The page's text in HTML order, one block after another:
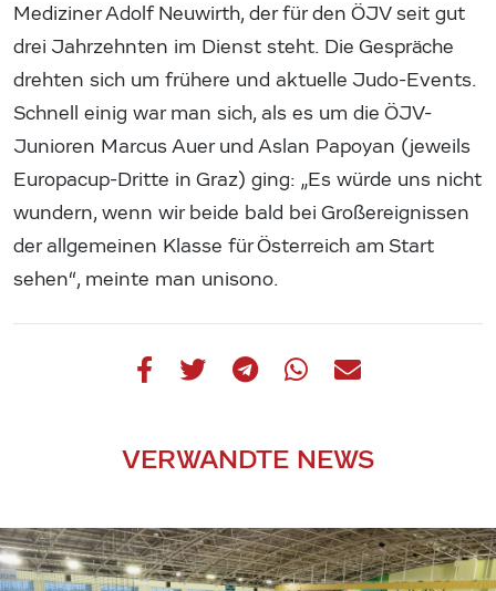
Mediziner Adolf Neuwirth, der für den ÖJV seit gut
drei Jahrzehnten im Dienst steht. Die Gespräche
drehten sich um frühere und aktuelle Judo-Events.
Schnell einig war man sich, als es um die ÖJV-
Junioren Marcus Auer und Aslan Papoyan (jeweils
Europacup-Dritte in Graz) ging: „Es würde uns nicht
wundern, wenn wir beide bald bei Großereignissen
der allgemeinen Klasse für Österreich am Start
sehen“, meinte man unisono.
VERWANDTE NEWS